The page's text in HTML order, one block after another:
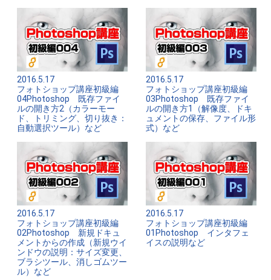
2016.5.17
フォトショップ講座初級編
04Photoshop 既存ファイ
ルの開き方2（カラーモー
ド、トリミング、切り抜き：
自動選択ツール）など
2016.5.17
フォトショップ講座初級編
03Photoshop 既存ファイ
ルの開き方1（解像度、ドキ
ュメントの保存、ファイル形
式）など
2016.5.17
フォトショップ講座初級編
02Photoshop 新規ドキュ
メントからの作成（新規ウイ
ンドウの説明：サイズ変更、
ブラシツール、消しゴムツー
ル）など
2016.5.17
フォトショップ講座初級編
01Photoshop インタフェ
イスの説明など